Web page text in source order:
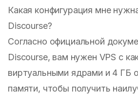
Какая конфигурация мне
Discourse?
Согласно официальной
Discourse, вам нужен VPS с
виртуальными ядрами и 4 ГБ
памяти, чтобы получить